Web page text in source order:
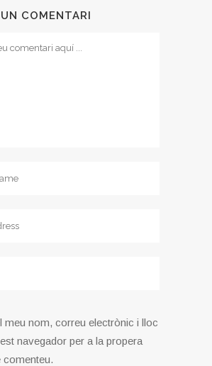
COMENTARI
meu nom, correu electrònic i lloc
navegador per a la propera
comenteu.